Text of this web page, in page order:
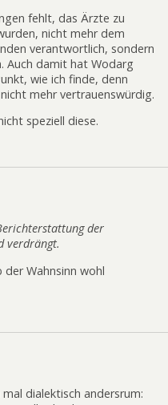
fehlt, das Ärzte zu
nicht mehr dem
verantwortlich, sondern
Auch damit hat Wodarg
wie ich finde, denn
mehr vertrauenswürdig.
speziell diese.
der
verdrängt.
der Wahnsinn wohl
mal dialektisch andersrum: